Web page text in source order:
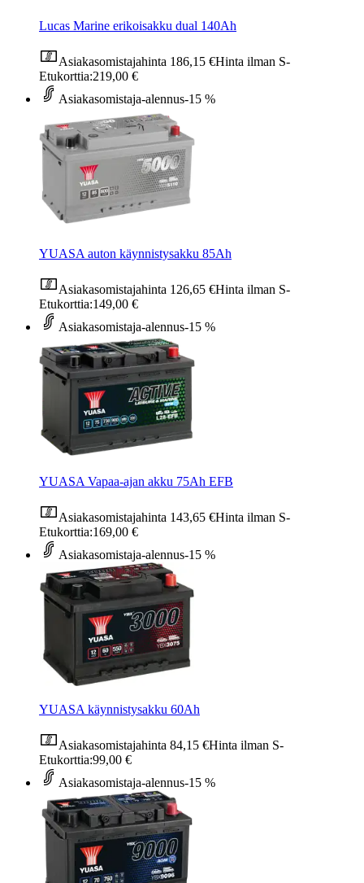
Lucas Marine erikoisakku dual 140Ah
Asiakasomistajahinta 186,15 €Hinta ilman S-
Etukorttia:219,00 €
Asiakasomistaja-alennus-15 %
YUASA auton käynnistysakku 85Ah
Asiakasomistajahinta 126,65 €Hinta ilman S-
Etukorttia:149,00 €
Asiakasomistaja-alennus-15 %
YUASA Vapaa-ajan akku 75Ah EFB
Asiakasomistajahinta 143,65 €Hinta ilman S-
Etukorttia:169,00 €
Asiakasomistaja-alennus-15 %
YUASA käynnistysakku 60Ah
Asiakasomistajahinta 84,15 €Hinta ilman S-
Etukorttia:99,00 €
Asiakasomistaja-alennus-15 %